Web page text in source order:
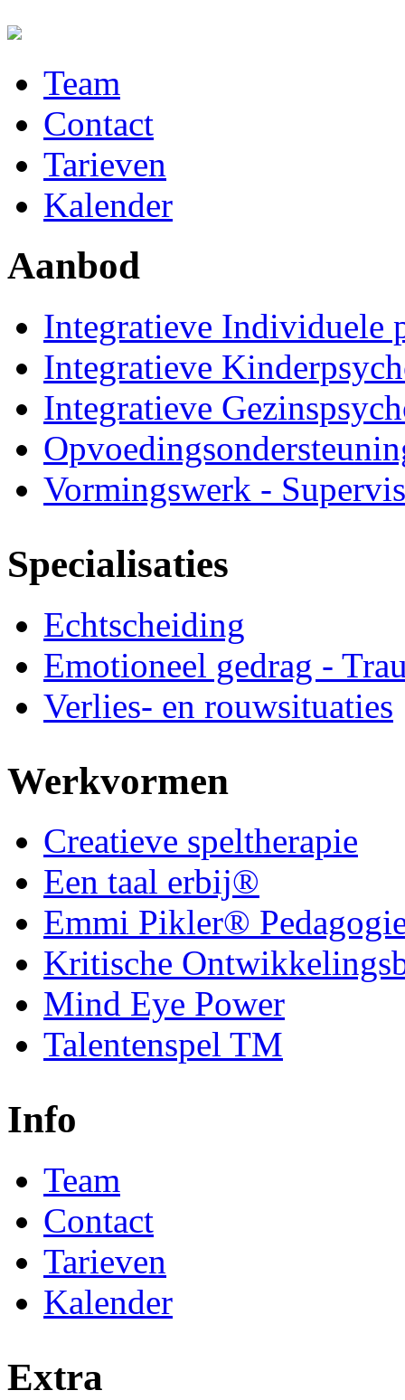
Main menu
Team
Contact
Tarieven
Kalender
Aanbod
Integratieve Individuele
Integratieve
Integratieve
Vormingswerk -
Specialisaties
Echtscheiding
Emotioneel gedrag -
Verlies- en rouwsituaties
Werkvormen
Creatieve speltherapie
Een taal erbij®
Emmi Pikler®
Kritische
Mind Eye Power
Talentenspel TM
Info
Team
Contact
Tarieven
Kalender
Extra